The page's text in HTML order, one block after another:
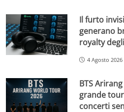
Il furto
generano
royalty
4 Agosto 2026
BTS
grande
concerti